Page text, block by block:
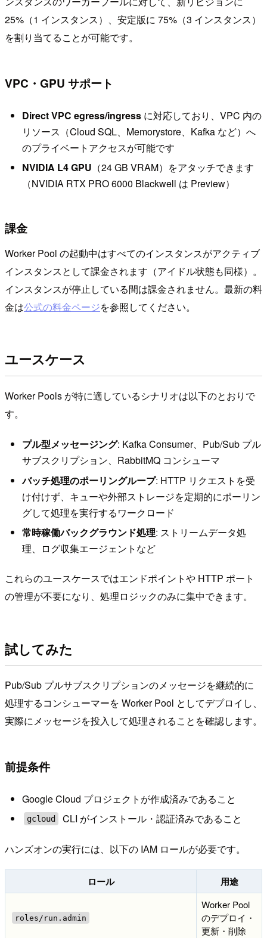
25%（1 インスタンス）、安定版に 75%（3 インスタンス）
を割り当てることが可能です。
VPC・GPU サポート
Direct VPC egress/ingressに対応しており、VPC 内の
リソース（Cloud SQL、Memorystore、Kafka など）へ
のプライベートアクセスが可能です
NVIDIA L4 GPU （24 GB VRAM）をアタッチできます
（NVIDIA RTX PRO 6000 Blackwell は Preview）
課金
Worker Pool の起動中はすべてのインスタンスがアクティブ
インスタンスとして課金されます（アイドル状態も同様）。
インスタンスが停止している間は課金されません。最新の料
金は公式の料金ページを参照してください。
ユースケース
Worker Pools が特に適しているシナリオは以下のとおりで
す。
プル型メッセージング: Kafka Consumer、Pub/Sub プル
サブスクリプション、RabbitMQ コンシューマ
バッチ処理のポーリングループ: HTTP リクエストを受
け付けず、キューや外部ストレージを定期的にポーリン
グして処理を実行するワークロード
常時稼働バックグラウンド処理: ストリームデータ処
理、ログ収集エージェントなど
これらのユースケースではエンドポイントや HTTP ポート
の管理が不要になり、処理ロジックのみに集中できます。
試してみた
Pub/Sub プルサブスクリプションのメッセージを継続的に
処理するコンシューマーを Worker Pool としてデプロイし、
実際にメッセージを投入して処理されることを確認します。
前提条件
Google Cloud プロジェクトが作成済みであること
gcloud CLI がインストール・認証済みであること
ハンズオンの実行には、以下の IAM ロールが必要です。
ロール 用途
roles/run.admin
Worker Pool
のデプロイ・
更新・削除